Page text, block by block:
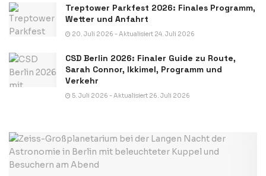
Treptower Parkfest 2026: Finales Programm,
Wetter und Anfahrt
20. Juli 2026 - Aktualisiert 24. Juli 2026
CSD Berlin 2026: Finaler Guide zu Route,
Sarah Connor, Ikkimel, Programm und
Verkehr
5. Juli 2026 - Aktualisiert 26. Juli 2026